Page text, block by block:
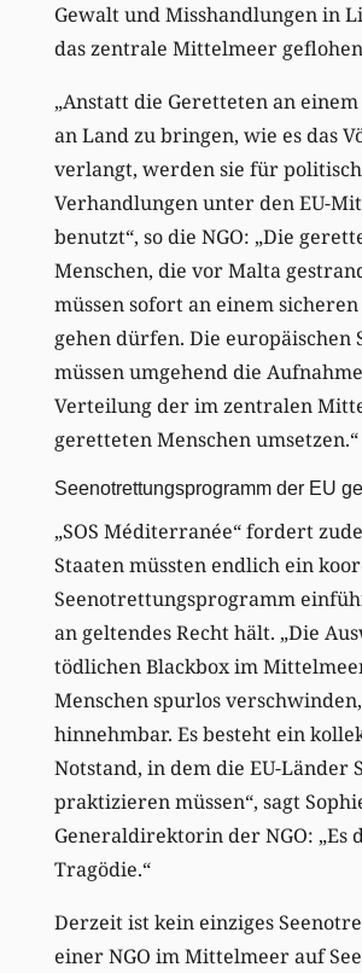
Gewalt und Misshandlungen in
das zentrale Mittelmeer
„Anstatt die Geretteten an
an Land zu bringen, wie es das
verlangt, werden sie für
Verhandlungen unter den EU-
benutzt“, so die NGO: „Die
Menschen, die vor Malta
müssen sofort an einem
gehen dürfen. Die europäischen
müssen umgehend die
Verteilung der im zentralen
geretteten Menschen umsetzen.“
Seenotrettungsprogramm der EU
„SOS Méditerranée“ fordert
Staaten müssten endlich ein
Seenotrettungsprogramm
an geltendes Recht hält. „Die
tödlichen Blackbox im
Menschen spurlos
hinnehmbar. Es besteht ein
Notstand, in dem die EU-Länder
praktizieren müssen“, sagt
Generaldirektorin der NGO: „Es
Tragödie.“
Derzeit ist kein einziges
einer NGO im Mittelmeer auf